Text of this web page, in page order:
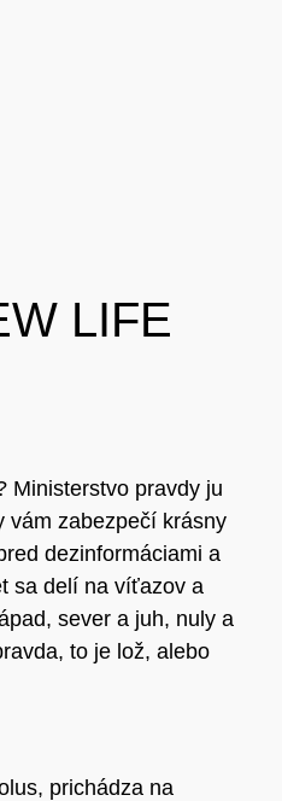
LIFE
Ministerstvo pravdy ju
vám zabezpečí krásny
dezinformáciami a
sa delí na víťazov a
sever a juh, nuly a
to je lož, alebo
prichádza na